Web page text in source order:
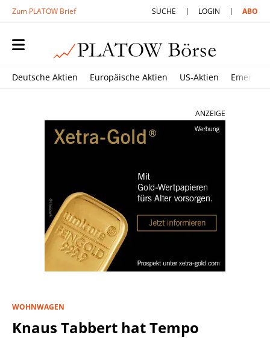
Zum PLATOW Brief SUCHE LOGIN ABO
Deutsche Aktien Europäische Aktien US-Aktien
ANZEIGE
WOHNWAGEN
Knaus Tabbert hat Tempo